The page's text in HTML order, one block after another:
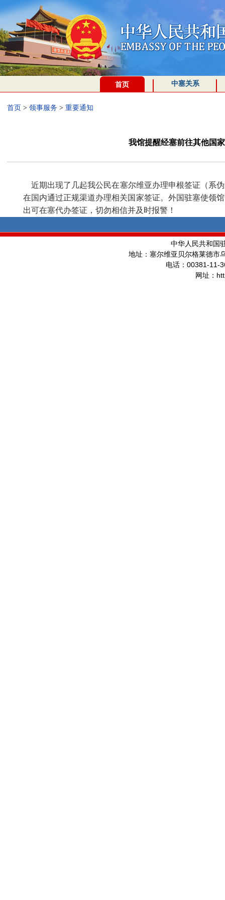
首页 中塞关系
首页 > 领事服务 > 重要通知
我馆提醒经塞前往其他国
近期出现了几起我公民在塞尔维亚办理申根签证（系
在国内通过正规渠道办理相关国家签证。外国驻塞使领
出可在塞代办签证，切勿相信并及时报警！
中华人民共和国
地址：塞尔维亚贝尔格莱德市
电话： 00381-11-
网址：